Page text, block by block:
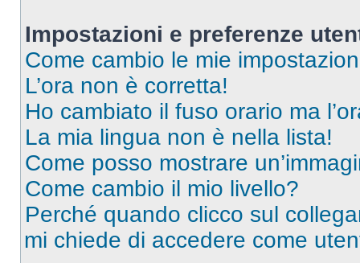
Impostazioni e preferenze
Come cambio le mie
L’ora non è corretta!
Ho cambiato il fuso orario ma
La mia lingua non è nella lista!
Come posso mostrare
Come cambio il mio livello?
Perché quando clicco sul
mi chiede di accedere come